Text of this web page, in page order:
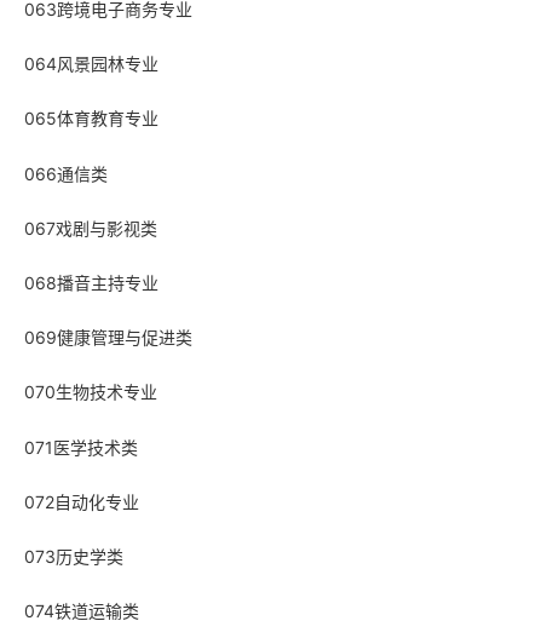
063跨境电子商务专业
064风景园林专业
065体育教育专业
066通信类
067戏剧与影视类
068播音主持专业
069健康管理与促进类
070生物技术专业
071医学技术类
072自动化专业
073历史学类
074铁道运输类